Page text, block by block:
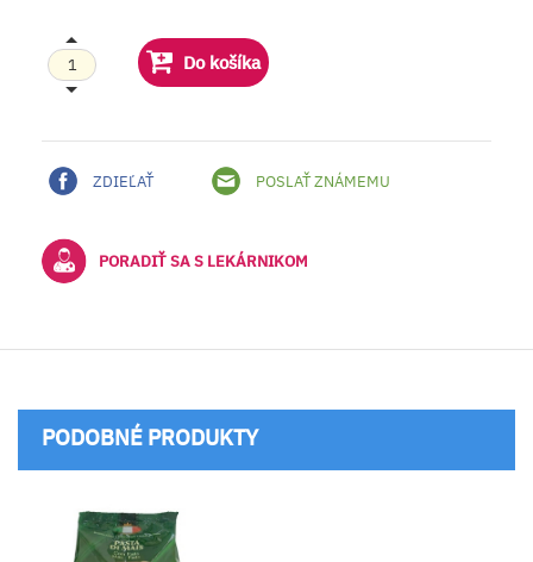
Do košíka
ZDIEĽAŤ POSLAŤ ZNÁMEMU
PORADIŤ SA S LEKÁRNIKOM
PODOBNÉ PRODUKTY